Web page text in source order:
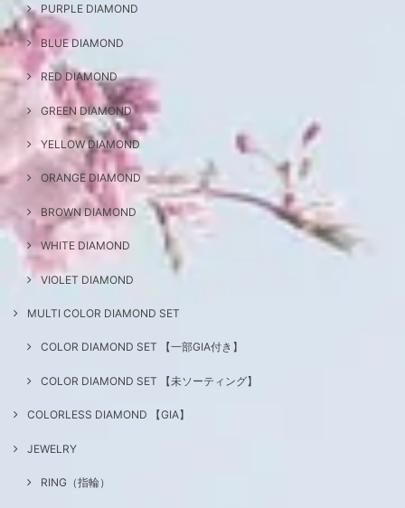
PURPLE DIAMOND
BLUE DIAMOND
RED DIAMOND
GREEN DIAMOND
YELLOW DIAMOND
ORANGE DIAMOND
BROWN DIAMOND
WHITE DIAMOND
VIOLET DIAMOND
MULTI COLOR DIAMOND SET
COLOR DIAMOND SET 【一部GIA付き】
COLOR DIAMOND SET 【未ソーティング】
COLORLESS DIAMOND 【GIA】
JEWELRY
RING（指輪）